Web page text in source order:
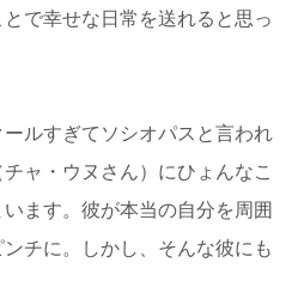
で幸せな日常を送れると思っ
ルすぎてソシオパスと言われ
ャ・ウヌさん）にひょんなこ
ます。彼が本当の自分を周囲
チに。しかし、そんな彼にも